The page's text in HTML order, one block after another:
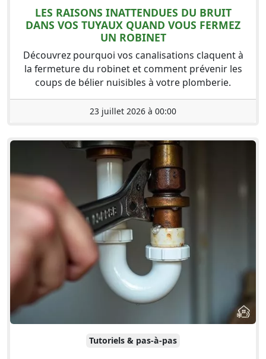
LES RAISONS INATTENDUES DU BRUIT
DANS VOS TUYAUX QUAND VOUS FERMEZ
UN ROBINET
Découvrez pourquoi vos canalisations claquent à
la fermeture du robinet et comment prévenir les
coups de bélier nuisibles à votre plomberie.
23 juillet 2026 à 00:00
Tutoriels & pas-à-pas